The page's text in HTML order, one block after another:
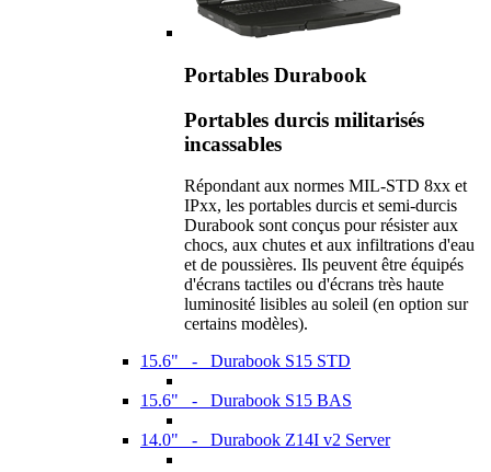
Portables Durabook
Portables durcis militarisés
incassables
Répondant aux normes MIL-STD 8xx et
IPxx, les portables durcis et semi-durcis
Durabook sont conçus pour résister aux
chocs, aux chutes et aux infiltrations d'eau
et de poussières. Ils peuvent être équipés
d'écrans tactiles ou d'écrans très haute
luminosité lisibles au soleil (en option sur
certains modèles).
15.6" - Durabook S15 STD
15.6" - Durabook S15 BAS
14.0" - Durabook Z14I v2 Server